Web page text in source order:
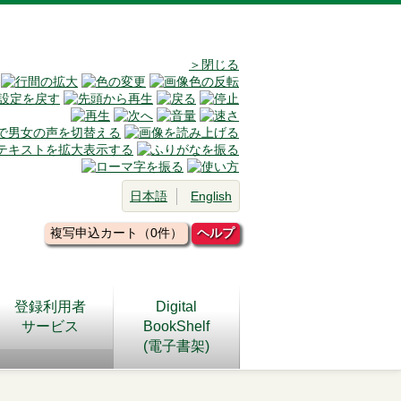
＞閉じる
日本語 English
複写申込カート（0件） ヘルプ
登録利用者
サービス
Digital
BookShelf
(電子書架)